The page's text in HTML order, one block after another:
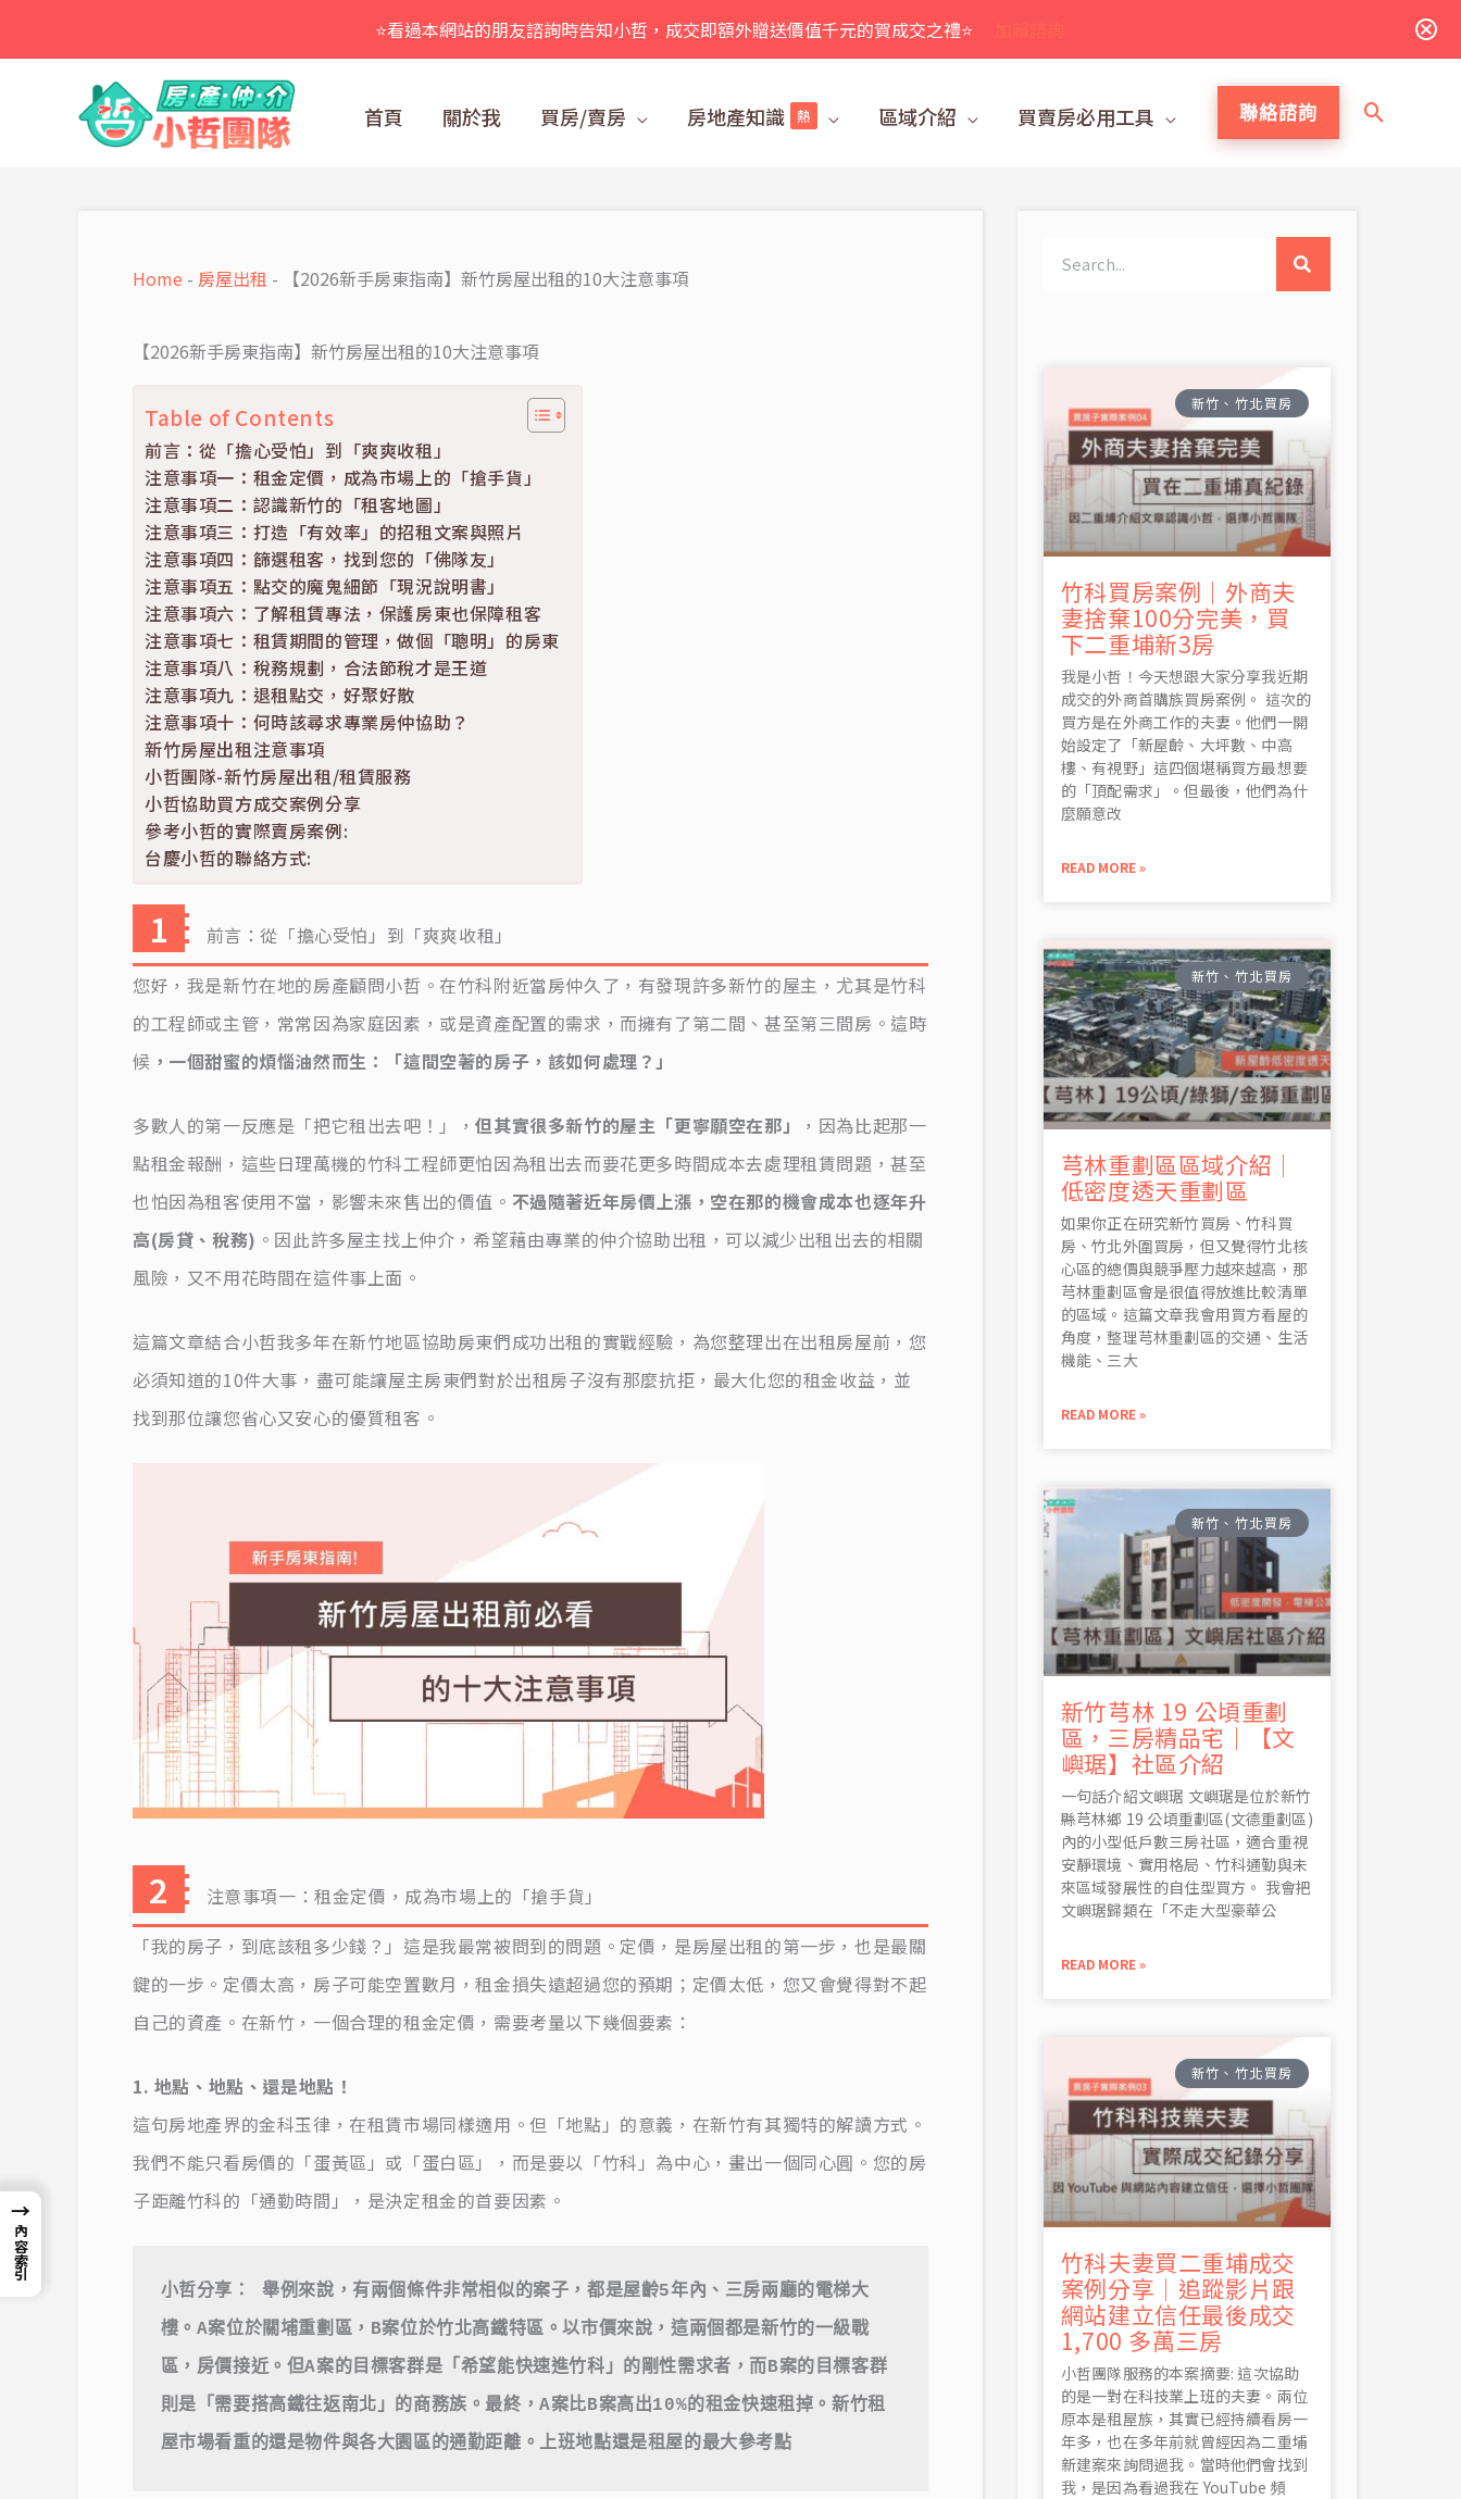
⭐看過本網站的朋友諮詢時告知小哲，成交即額外贈送價值千元的賀成交之禮⭐
主
首頁 關於我 買房/賣房 房地產知識 熱 區域介紹 買賣房必用工具 聯絡諮詢
搜
Home - 房屋出租 - 【2026新手房東指南】新竹房屋出租的10大注意事項
【2026新手房東指南】新竹房屋出租的10大注意事項
Table of Contents
前言：從「擔心受怕」到「爽爽收租」
注意事項一：租金定價，成為市場上的「搶手貨」
注意事項二：認識新竹的「租客地圖」
注意事項三：打造「有效率」的招租文案與照片
注意事項四：篩選租客，找到您的「佛隊友」
注意事項五：點交的魔鬼細節「現況說明書」
注意事項六：了解租賃專法，保護房東也保障租客
注意事項七：租賃期間的管理，做個「聰明」的房東
注意事項八：稅務規劃，合法節稅才是王道
注意事項九：退租點交，好聚好散
注意事項十：何時該尋求專業房仲協助？
新竹房屋出租注意事項
小哲團隊-新竹房屋出租/租賃服務
小哲協助買方成交案例分享
參考小哲的實際賣房案例:
台慶小哲的聯絡方式:
前言：從「擔心受怕」到「爽爽收租」
您好，我是新竹在地的房產顧問小哲。在竹科附近當房仲久了，有發現許多新竹的屋主，尤其是竹科
的工程師或主管，常常因為家庭因素，或是資產配置的需求，而擁有了第二間、甚至第三間房。這時
候 ，一個甜蜜的煩惱油然而生：「這間空著的房子，該如何處理？」
多數人的第一反應是「把它租出去吧！」，但其實很多新竹的屋主「更寧願空在那」
，因為比起那一
點租金報酬，這些日理萬機的竹科工程師更怕因為租出去而要花更多時間成本去處理租賃問題，甚至
也怕因為租客使用不當，影響未來售出的價值。 不過隨著近年房價上漲，空在那的機會成本也逐年升
高(房貸、稅務) 。因此許多屋主找上仲介，希望藉由專業的仲介協助出租，可以減少出租出去的相關
風險，又不用花時間在這件事上面。
這篇文章結合小哲我多年在新竹地區協助房東們成功出租的實戰經驗，為您整理出在出租房屋前，您
必須知道的10件大事，盡可能讓屋主房東們對於出租房子沒有那麼抗拒，最大化您的租金收益，並
找到那位讓您省心又安心的優質租客。
注意事項一：租金定價，成為市場上的「搶手貨」
「我的房子，到底該租多少錢？」這是我最常被問到的問題。定價，是房屋出租的第一步，也是最關
鍵的一步。定價太高，房子可能空置數月，租金損失遠超過您的預期；定價太低，您又會覺得對不起
自己的資產。在新竹，一個合理的租金定價，需要考量以下幾個要素：
1. 地點、地點、還是地點！
這句房地產界的金科玉律，在租賃市場同樣適用。但「地點」的意義，在新竹有其獨特的解讀方式。
我們不能只看房價的「蛋黃區」或「蛋白區」，而是要以「竹科」為中心，畫出一個同心圓。您的房
子距離竹科的「通勤時間」，是決定租金的首要因素。
小哲分享： 舉例來說，有兩個條件非常相似的案子，都是屋齡5年內、三房兩廳的電梯大
樓。A案位於關埔重劃區，B案位於竹北高鐵特區。以市價來說，這兩個都是新竹的一級戰
區，房價接近。但A案的目標客群是「希望能快速進竹科」的剛性需求者，而B案的目標客群
則是「需要搭高鐵往返南北」的商務族。最終，A案比B案高出10%的租金快速租掉。新竹租
屋市場看重的還是物件與各大園區的通勤距離。上班地點還是租屋的最大參考點
新竹、竹北買房
竹科買房案例｜外商夫
妻捨棄100分完美，買
下二重埔新3房
我是小哲！今天想跟大家分享我近期
成交的外商首購族買房案例。 這次的
買方是在外商工作的夫妻。他們一開
始設定了「新屋齡、大坪數、中高
樓、有視野」這四個堪稱買方最想要
的「頂配需求」。但最後，他們為什
麼願意改
READ MORE »
新竹、竹北買房
芎林重劃區區域介紹｜
低密度透天重劃區
如果你正在研究新竹買房、竹科買
房、竹北外圍買房，但又覺得竹北核
心區的總價與競爭壓力越來越高，那
芎林重劃區會是很值得放進比較清單
的區域。這篇文章我會用買方看屋的
角度，整理芎林重劃區的交通、生活
機能、三大
READ MORE »
新竹、竹北買房
新竹芎林 19 公頃重劃
區，三房精品宅｜【文
嶼琚】社區介紹
一句話介紹文嶼琚 文嶼琚是位於新竹
縣芎林鄉 19 公頃重劃區(文德重劃區)
內的小型低戶數三房社區，適合重視
安靜環境、實用格局、竹科通勤與未
來區域發展性的自住型買方。 我會把
文嶼琚歸類在「不走大型豪華公
READ MORE »
新竹、竹北買房
竹科夫妻買二重埔成交
案例分享｜追蹤影片跟
網站建立信任最後成交
1,700 多萬三房
小哲團隊服務的本案摘要: 這次協助
的是一對在科技業上班的夫妻。兩位
原本是租屋族，其實已經持續看房一
年多，也在多年前就曾經因為二重埔
新建案來詢問過我。當時他們會找到
我，是因為看過我在 YouTube 頻
→
內容索引